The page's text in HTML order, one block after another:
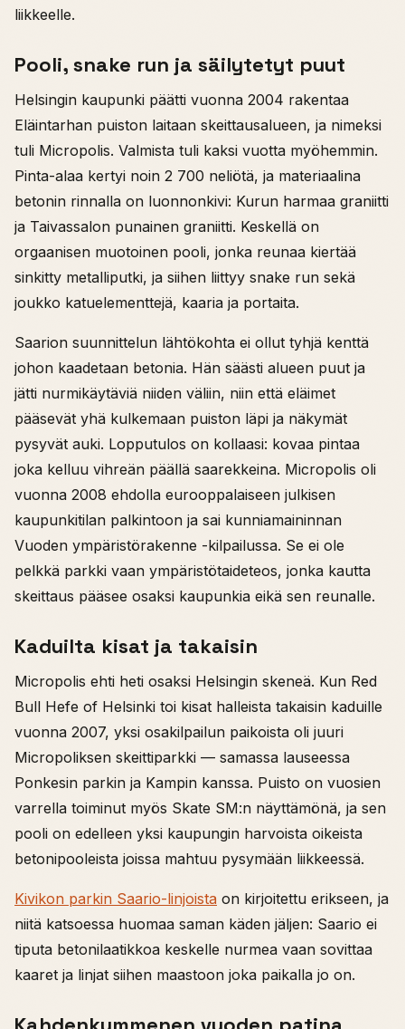
liikkeelle.
Pooli, snake run ja säilytetyt puut
Helsingin kaupunki päätti vuonna 2004 rakentaa
Eläintarhan puiston laitaan skeittausalueen, ja nimeksi
tuli Micropolis. Valmista tuli kaksi vuotta myöhemmin.
Pinta-alaa kertyi noin 2 700 neliötä, ja materiaalina
betonin rinnalla on luonnonkivi: Kurun harmaa graniitti
ja Taivassalon punainen graniitti. Keskellä on
orgaanisen muotoinen pooli, jonka reunaa kiertää
sinkitty metalliputki, ja siihen liittyy snake run sekä
joukko katuelementtejä, kaaria ja portaita.
Saarion suunnittelun lähtökohta ei ollut tyhjä kenttä
johon kaadetaan betonia. Hän säästi alueen puut ja
jätti nurmikäytäviä niiden väliin, niin että eläimet
pääsevät yhä kulkemaan puiston läpi ja näkymät
pysyvät auki. Lopputulos on kollaasi: kovaa pintaa
joka kelluu vihreän päällä saarekkeina. Micropolis oli
vuonna 2008 ehdolla eurooppalaiseen julkisen
kaupunkitilan palkintoon ja sai kunniamaininnan
Vuoden ympäristörakenne -kilpailussa. Se ei ole
pelkkä parkki vaan ympäristötaideteos, jonka kautta
skeittaus pääsee osaksi kaupunkia eikä sen reunalle.
Kaduilta kisat ja takaisin
Micropolis ehti heti osaksi Helsingin skeneä. Kun Red
Bull Hefe of Helsinki toi kisat halleista takaisin kaduille
vuonna 2007, yksi osakilpailun paikoista oli juuri
Micropoliksen skeittiparkki — samassa lauseessa
Ponkesin parkin ja Kampin kanssa. Puisto on vuosien
varrella toiminut myös Skate SM:n näyttämönä, ja sen
pooli on edelleen yksi kaupungin harvoista oikeista
betonipooleista joissa mahtuu pysymään liikkeessä.
Kivikon parkin Saario-linjoista on kirjoitettu erikseen, ja
niitä katsoessa huomaa saman käden jäljen: Saario ei
tiputa betonilaatikkoa keskelle nurmea vaan sovittaa
kaaret ja linjat siihen maastoon joka paikalla jo on.